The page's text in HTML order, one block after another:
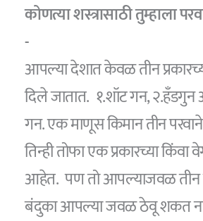
कोणत्या शस्त्रासाठी तुम्हाला
-
आपल्या देशात केवळ तीन
दिले जातात. १.शॉट गन, २.हँडगुन
गन. एक माणूस किमान तीन
तिन्ही तोफा एक प्रकारच्या किंवा
आहेत. पण तो आपल्याजवळ तीन
बंदुका आपल्या जवळ ठेवू शकत